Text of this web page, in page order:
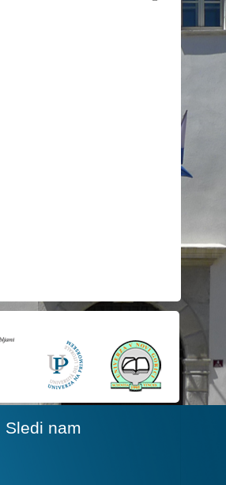
Sledi nam